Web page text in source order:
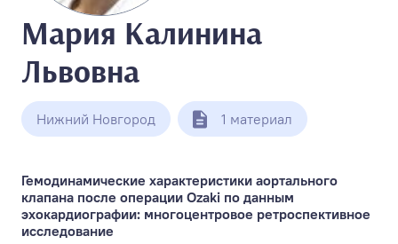
Мария Калинина
Львовна
Нижний Новгород 1 материал
Гемодинамические характеристики аортального
клапана после операции Ozaki по данным
эхокардиографии: многоцентровое ретроспективное
исследование